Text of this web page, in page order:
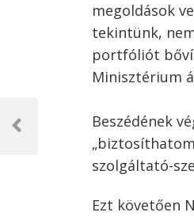
megoldások
tekintünk,
portfóliót
Minisztérium
Beszédének
szolgáltató-
Ezt követően
navigáció
Previous